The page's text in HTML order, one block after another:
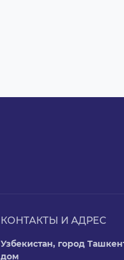
КОНТАКТЫ И АДРЕС
Узбекистан, город
дом